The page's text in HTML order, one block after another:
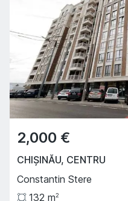
2,000 €
CHIȘINĂU, CENTRU
Constantin Stere
132 m2